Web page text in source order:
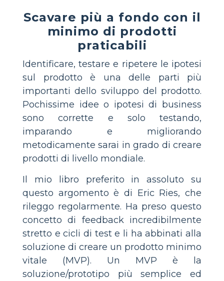
Scavare più a fondo con il
minimo di prodotti
praticabili
Identificare, testare e ripetere le ipotesi
sul prodotto è una delle parti più
importanti dello sviluppo del prodotto.
Pochissime idee o ipotesi di business
sono corrette e solo testando,
imparando e migliorando
metodicamente sarai in grado di creare
prodotti di livello mondiale.
Il mio libro preferito in assoluto su
questo argomento è di Eric Ries, che
rileggo regolarmente. Ha preso questo
concetto di feedback incredibilmente
stretto e cicli di test e li ha abbinati alla
soluzione di creare un prodotto minimo
vitale (MVP). Un MVP è la
soluzione/prototipo più semplice ed